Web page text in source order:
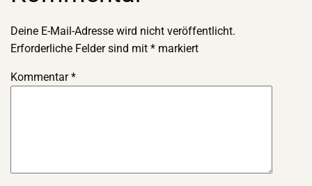
Deine E-Mail-Adresse wird nicht veröffentlicht.
Erforderliche Felder sind mit* markiert
Kommentar*